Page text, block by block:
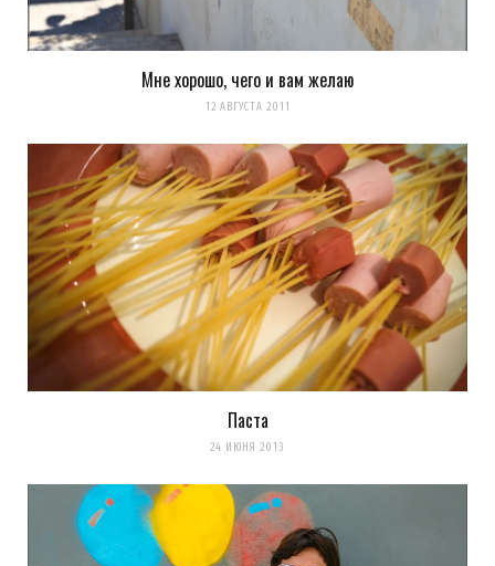
Мне хорошо, чего и вам желаю
12 АВГУСТА 2011
Паста
24 ИЮНЯ 2013